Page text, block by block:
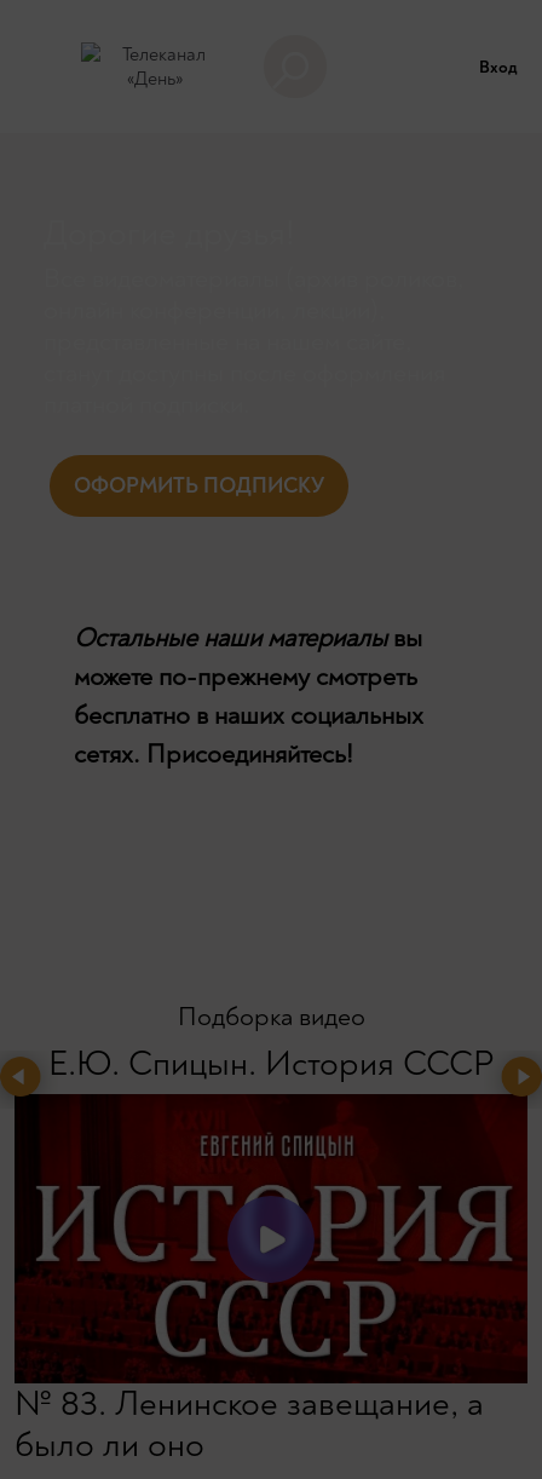
Вход
ОФОРМИТЬ ПОДПИСКУ
Остальные наши материалывы
можете по-прежнему смотреть
бесплатно в наших социальных
сетях. Присоединяйтесь!
Подборка видео
Е.Ю. Спицын. История СССР
№ 83. Ленинское завещание, а
было ли оно